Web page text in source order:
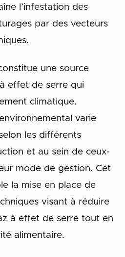
l’infestation des
par des vecteurs
une source
effet de serre qui
climatique.
varie
les différents
et au sein de ceux-
mode de gestion. Cet
la mise en place de
visant à réduire
à effet de serre tout en
alimentaire.